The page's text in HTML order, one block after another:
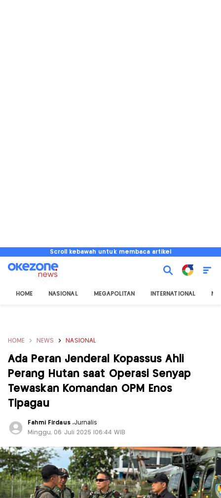
Scroll kebawah untuk membaca artikel
HOME NASIONAL MEGAPOLITAN INTERNATIONAL
HOME NEWS NASIONAL
Ada Peran Jenderal Kopassus Ahli
Perang Hutan saat Operasi Senyap
Tewaskan Komandan OPM Enos
Tipagau
Fahmi Firdaus ,Jurnalis
Minggu, 06 Juli 2025 |06:44 WIB